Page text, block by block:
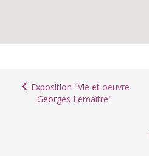
Exposition "Vie et oeuvre
Georges Lemaître"